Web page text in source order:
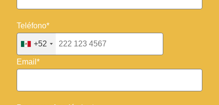
Teléfono*
+52
Email*